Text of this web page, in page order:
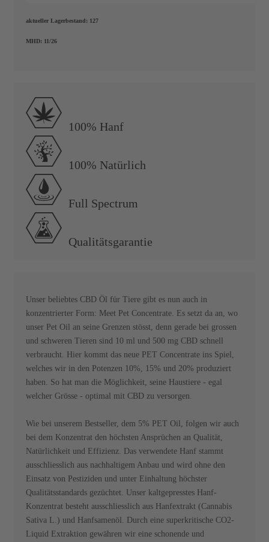
aktueller Lagerbestand: 127
MHD: 11/26
100% Hanf
100% Natürlich
Full Spectrum
Qualitätsgarantie
Unser beliebtes CBD Öl für Tiere gibt es nun auch in
konzentrierter Form: Meet Pet Concentrate. Es setzt da an, wo
unser Pet Oil an seine Grenzen stösst, denn gerade bei grossen
und schweren Tieren sind 10 ml und 500 mg CBD schnell
verbraucht. Hier kommt das neue PET Concentrate ins Spiel,
welches wir in den Potenzen 10%, 15% und 20% produziert
haben. So hat man die Möglichkeit, seine Haustiere - egal
welcher Grösse - optimal mit CBD zu versorgen.
Wie bei unserem Bestseller, dem 5% PET Oil, folgen wir auch
bei dem Konzentrat den höchsten Ansprüchen an Qualität,
Natürlichkeit und Effizienz. Das verwendete Hanf stammt
ausschliesslich aus nachhaltigem Anbau und wird ohne den
Einsatz von Pestiziden und unter Einhaltung höchster
Qualitätsstandards gezüchtet. Unser kaltgepresstes Hanf-
Konzentrat besteht ausschliesslich aus Hanfextrakt (Cannabis
Sativa L.) und Hanfsamenöl. Durch eine superkritische CO2-
Liquid Extraktion gewähren wir eine schonende und